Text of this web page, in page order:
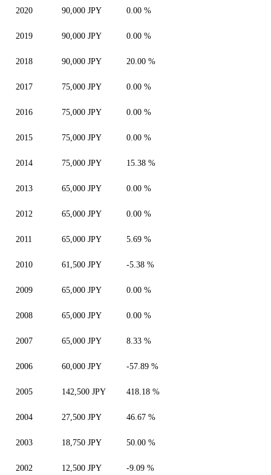
2020 90,000 JPY 0.00 %
2019 90,000 JPY 0.00 %
2018 90,000 JPY 20.00 %
2017 75,000 JPY 0.00 %
2016 75,000 JPY 0.00 %
2015 75,000 JPY 0.00 %
2014 75,000 JPY 15.38 %
2013 65,000 JPY 0.00 %
2012 65,000 JPY 0.00 %
2011 65,000 JPY 5.69 %
2010 61,500 JPY -5.38 %
2009 65,000 JPY 0.00 %
2008 65,000 JPY 0.00 %
2007 65,000 JPY 8.33 %
2006 60,000 JPY -57.89 %
2005 142,500 JPY 418.18 %
2004 27,500 JPY 46.67 %
2003 18,750 JPY 50.00 %
2002 12,500 JPY -9.09 %